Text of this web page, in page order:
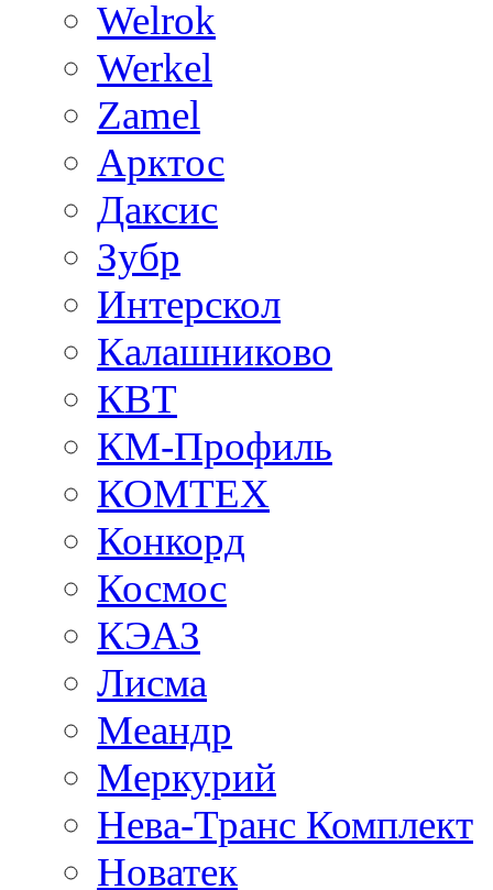
Welrok
Werkel
Zamel
Арктос
Даксис
Зубр
Интерскол
Калашниково
КВТ
КМ-Профиль
КОМТЕХ
Конкорд
Космос
КЭАЗ
Лисма
Меандр
Меркурий
Нева-Транс Комплект
Новатек